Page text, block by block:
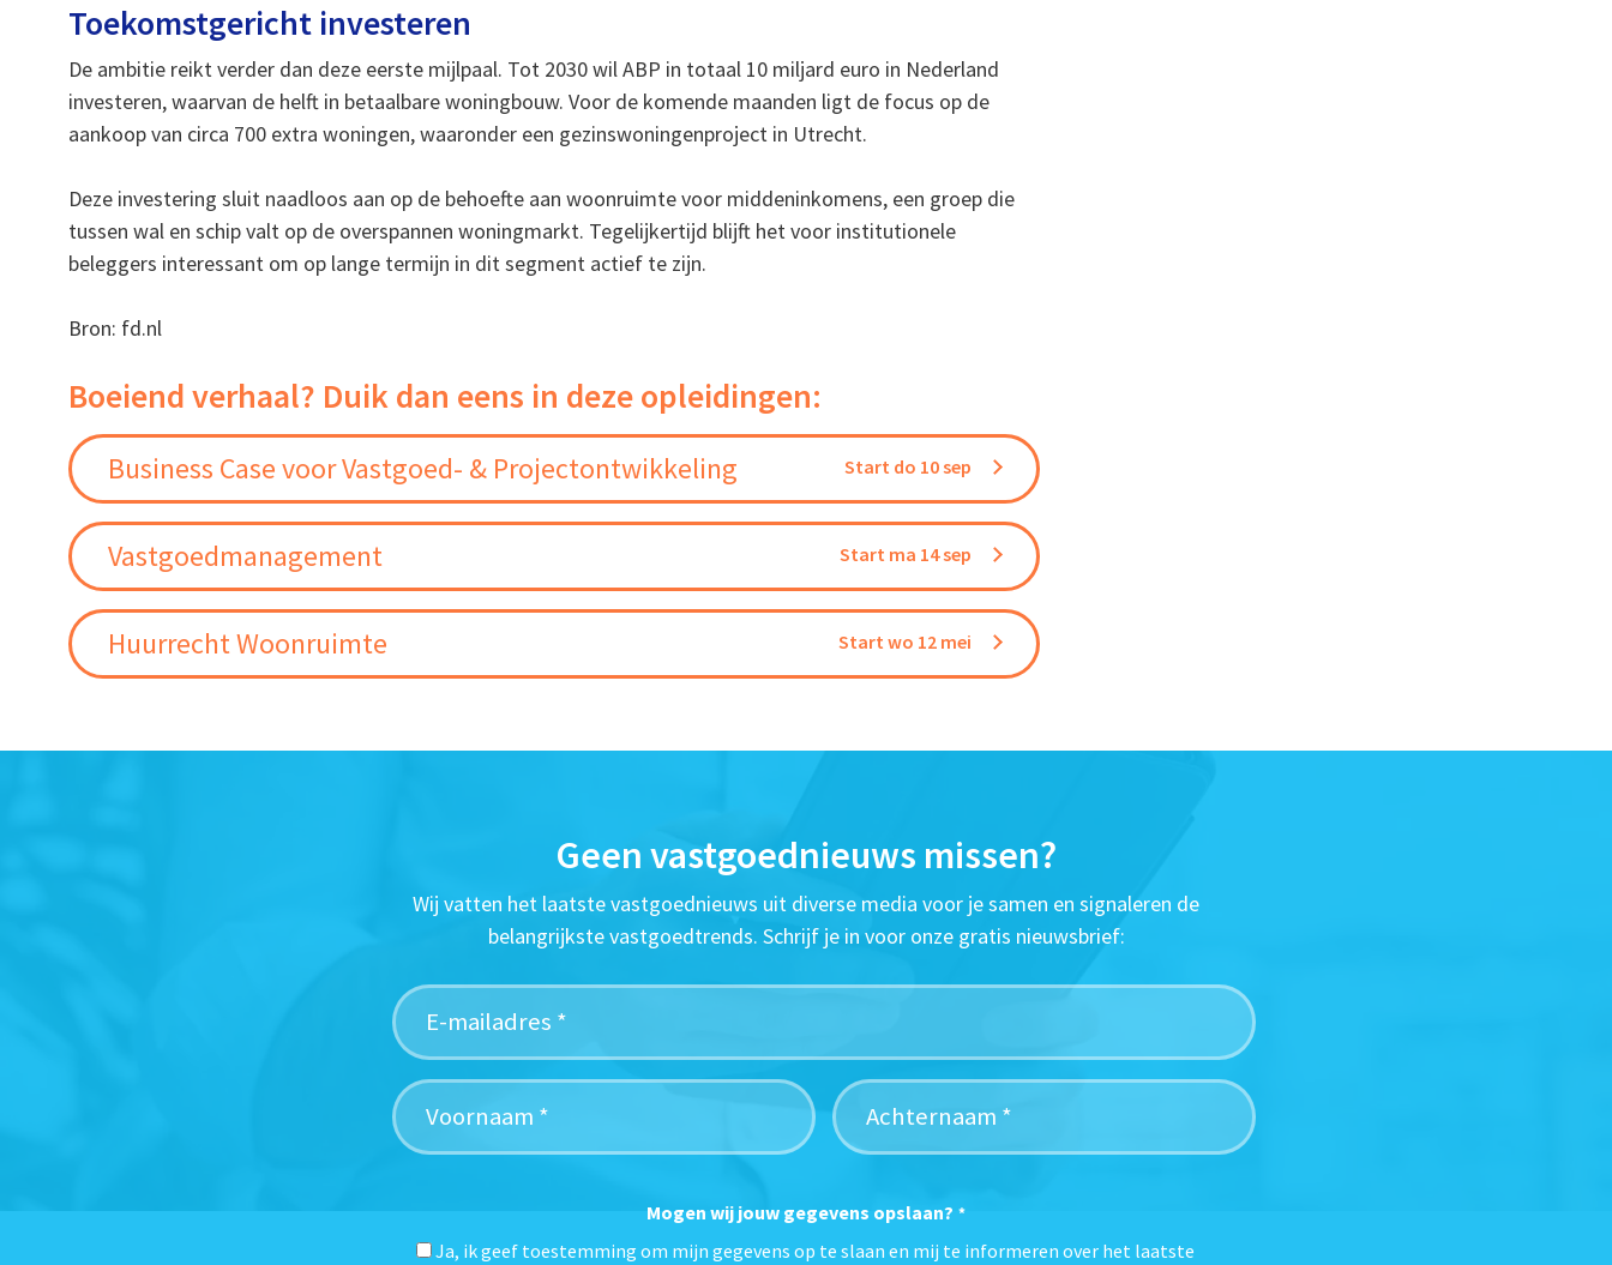
Toekomstgericht investeren
De ambitie reikt verder dan deze eerste mijlpaal. Tot 2030 wil ABP in totaal 10 miljard euro in Nederland
investeren, waarvan de helft in betaalbare woningbouw. Voor de komende maanden ligt de focus op de
aankoop van circa 700 extra woningen, waaronder een gezinswoningenproject in Utrecht.
Deze investering sluit naadloos aan op de behoefte aan woonruimte voor middeninkomens, een groep die
tussen wal en schip valt op de overspannen woningmarkt. Tegelijkertijd blijft het voor institutionele
beleggers interessant om op lange termijn in dit segment actief te zijn.
Bron: fd.nl
Boeiend verhaal? Duik dan eens in deze opleidingen:
Business Case voor Vastgoed- & Projectontwikkeling Start do 10 sep
Vastgoedmanagement Start ma 14 sep
Huurrecht Woonruimte Start wo 12 mei
Geen vastgoednieuws missen?
Wij vatten het laatste vastgoednieuws uit diverse media voor je samen en signaleren de
belangrijkste vastgoedtrends. Schrijf je in voor onze gratis nieuwsbrief:
Mogen wij jouw gegevens opslaan? *
Ja, ik geef toestemming om mijn gegevens op te slaan en mij te informeren over het laatste